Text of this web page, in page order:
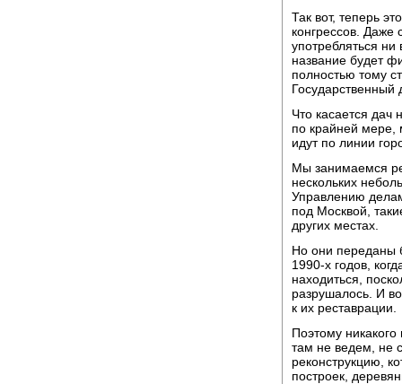
Так вот, теперь
конгрессов. Даже
употребляться
название будет
полностью тому
Государственный
Что касается дач
по крайней мере,
идут по линии
Мы занимаемся
нескольких
Управлению
под Москвой,
других местах.
Но они переданы
1990-х годов,
находиться,
разрушалось. И
к их реставрации.
Поэтому
там не ведем, не
реконструкцию,
построек,